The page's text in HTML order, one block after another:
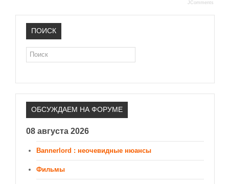
JComments
ПОИСК
Поиск
ОБСУЖДАЕМ НА ФОРУМЕ
08 августа 2026
Bannerlord : неочевидные нюансы
Фильмы